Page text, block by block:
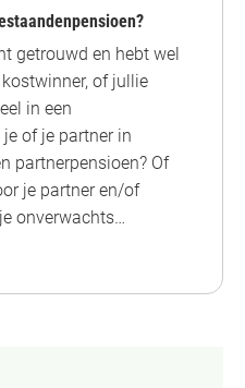
getrouwd en hebt wel
of jullie
in een
of je partner in
partnerpensioen? Of
je partner en/of
onverwachts…